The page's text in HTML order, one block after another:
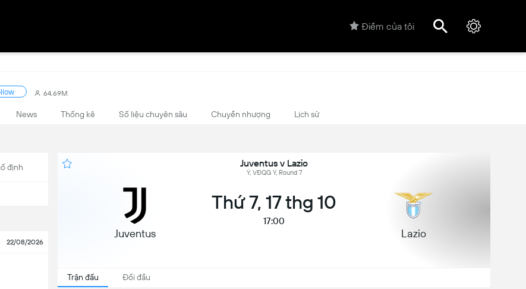
Điểm của tôi
64.69M
News Thống kê Số liệu chuyên sâu Chuyển nhượng Lịch sử
định
22/08/2026
Juventus v Lazio
Ý, VĐQG Ý, Round 7
Juventus
Thứ 7, 17 thg 10
17:00
Lazio
Trận đấu Đối đầu